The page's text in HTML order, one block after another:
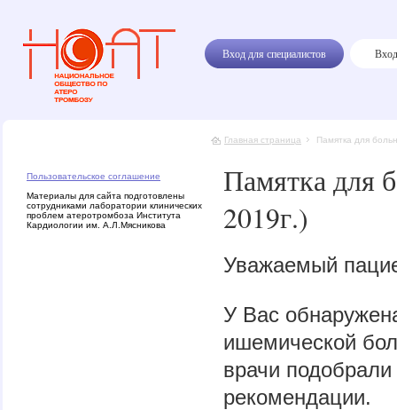
Вход для специалистов
Главная страница Памятка для
Пользовательское соглашение
Материалы для сайта подготовлены
сотрудниками лаборатории клинических
проблем атеротромбоза Института
Кардиологии им. А.Л.Мясникова
Памятка для
2019г.)
Уважаемый
У Вас
ишемической
врачи
рекомендации.